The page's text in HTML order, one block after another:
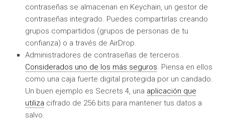
contraseñas se almacenan en Keychain, un gestor de
contraseñas integrado. Puedes compartirlas creando
grupos compartidos (grupos de personas de tu
confianza) o a través de AirDrop.
Administradores de contraseñas de terceros.
Considerados uno de los más seguros. Piensa en ellos
como una caja fuerte digital protegida por un candado.
Un buen ejemplo es Secrets 4, una aplicación que
utiliza cifrado de 256 bits para mantener tus datos a
salvo.